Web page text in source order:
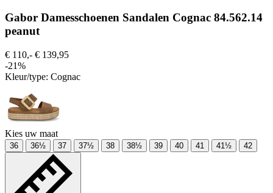
Gabor Damesschoenen Sandalen Cognac 84.562.14
peanut
€ 110,- € 139,95
-21%
Kleur/type: Cognac
Kies uw maat
36 36½ 37 37½ 38 38½ 39 40 41 41½ 42